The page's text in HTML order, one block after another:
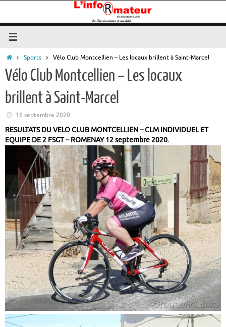
contenu
Accueil
Sports Vélo Club Montcellien – Les locaux brillent à Saint-Marcel
Vélo Club Montcellien – Les locaux
brillent à Saint-Marcel
16 septembre 2020
RESULTATS DU VELO CLUB MONTCELLIEN – CLM INDIVIDUEL ET
EQUIPE DE 2 FSGT – ROMENAY 12 septembre 2020.